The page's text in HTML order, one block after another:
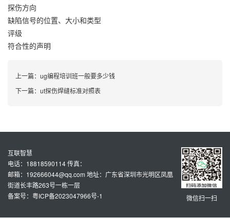
探伤方向
缺陷信号的位置、大小和类型
评级
符合性的声明
上一篇： ug编程培训班一般要多少钱
下一篇： ut探伤焊缝标准对照表
微信扫一扫
互联智慧
电话：18818590114 传真：
邮箱：192666044@qq.com 地址：广东省深圳市光明区凤凰
街道长丰路263号一栋一层
备案号：粤ICP备2023047966号-1